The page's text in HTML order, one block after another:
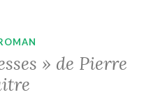
» de Pierre